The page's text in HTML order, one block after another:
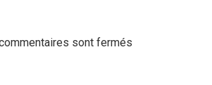
sont fermés